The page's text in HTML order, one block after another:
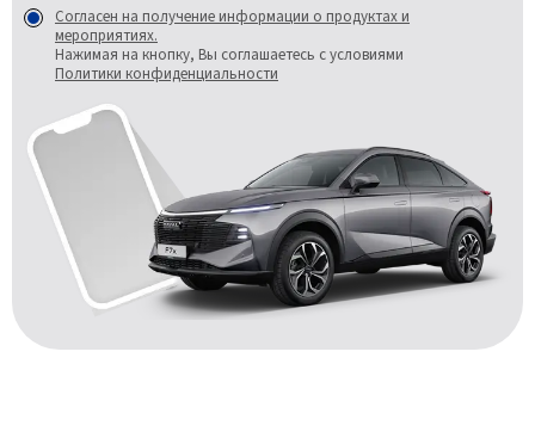
Согласен на получение информации о продуктах и
мероприятиях.
Нажимая на кнопку, Вы соглашаетесь с условиями
Политики конфиденциальности